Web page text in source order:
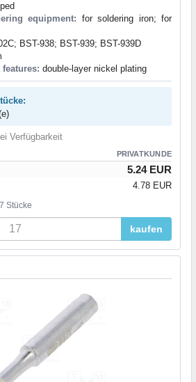
equipment: for soldering iron; for
BST-938; BST-939; BST-939D
double-layer nickel plating
Verfügbarkeit
PRIVATKUNDE
5.24 EUR
4.78 EUR
Stücke
kaufen